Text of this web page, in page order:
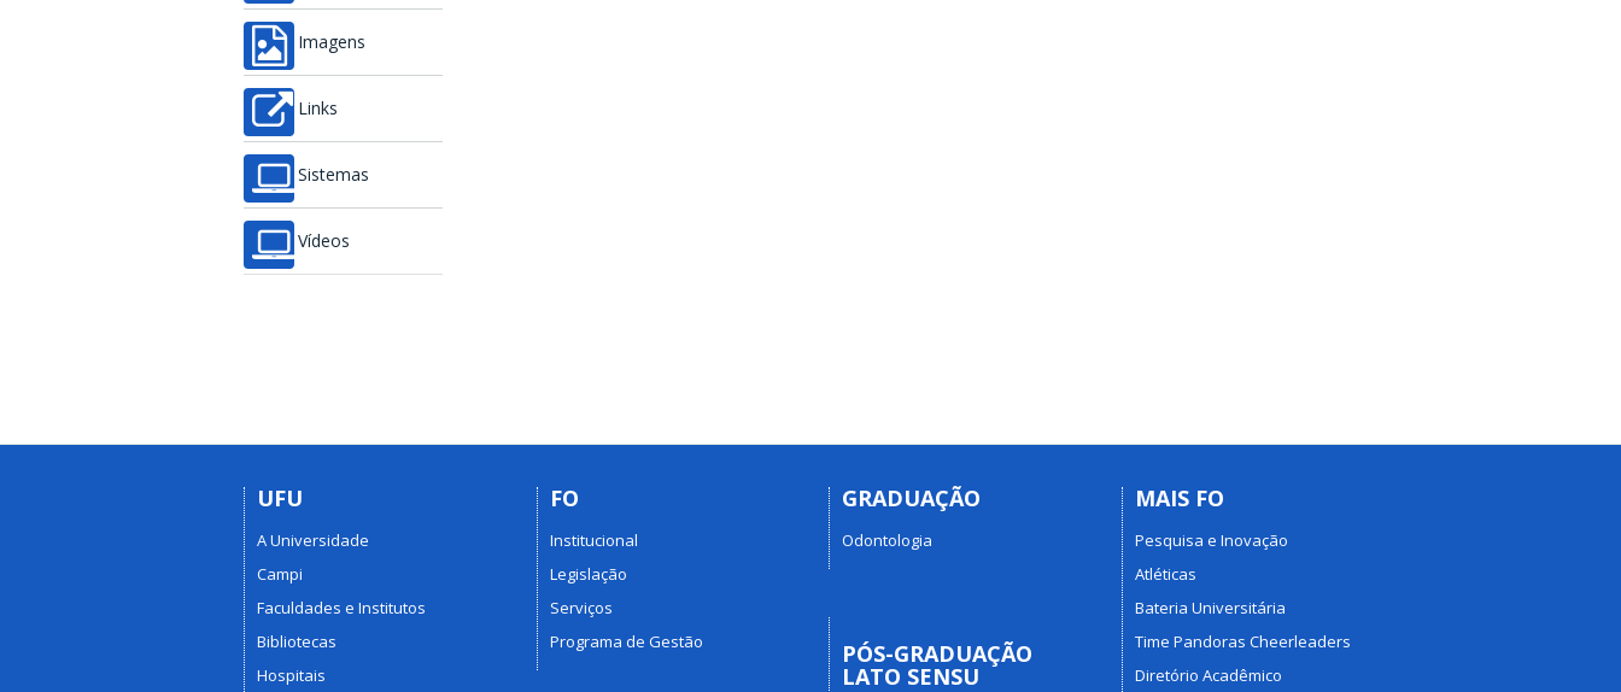
Imagens
Links
Sistemas
Vídeos
UFU
A Universidade
Campi
Faculdades e Institutos
Bibliotecas
Hospitais
FO
Institucional
Legislação
Serviços
Programa de Gestão
GRADUAÇÃO
Odontologia
PÓS-GRADUAÇÃO
LATO SENSU
MAIS FO
Pesquisa e Inovação
Atléticas
Bateria Universitária
Time Pandoras Cheerleaders
Diretório Acadêmico